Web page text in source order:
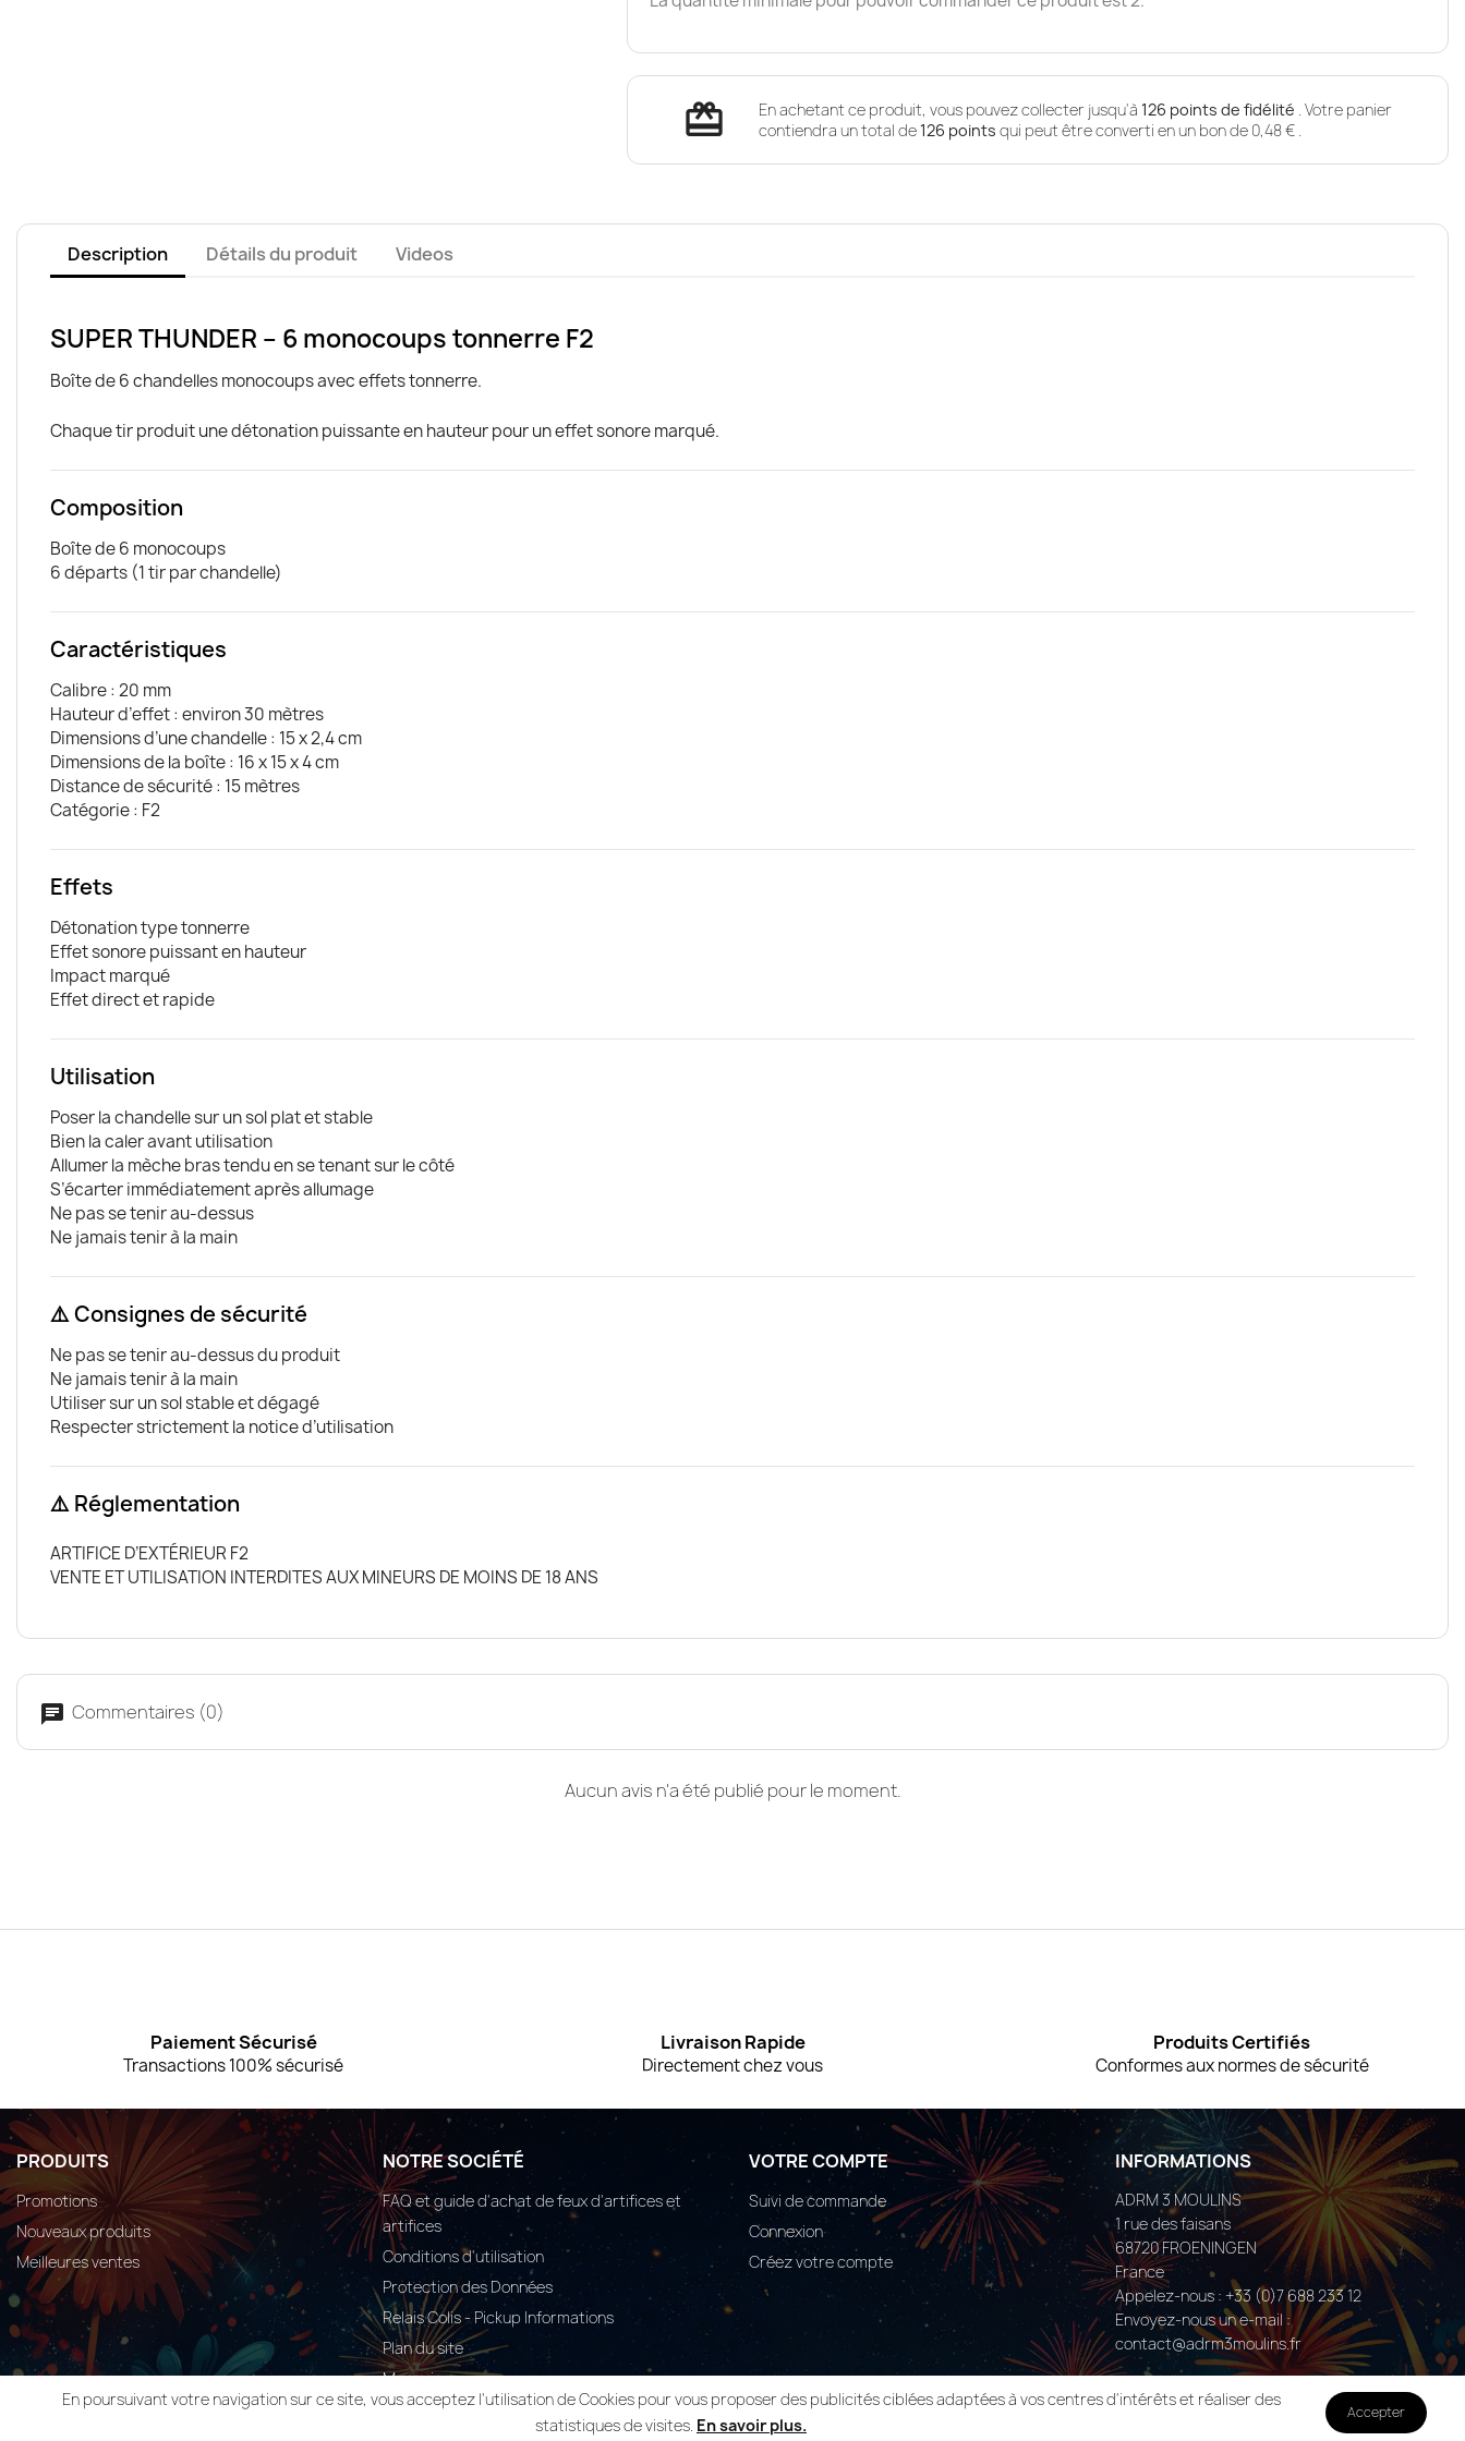
redeem En achetant ce produit, vous pouvez collecter jusqu'à 126 points de fidélité . Votre panier
contiendra un total de126 points qui peut être converti en un bon de 0,48 € .
Description Détails du produit Videos
SUPER THUNDER – 6 monocoups tonnerre F2
Boîte de 6 chandelles monocoups avec effets tonnerre.
Chaque tir produit une détonation puissante en hauteur pour un effet sonore marqué.
Composition
Boîte de 6 monocoups
6 départs (1 tir par chandelle)
Caractéristiques
Calibre : 20 mm
Hauteur d’effet : environ 30 mètres
Dimensions d’une chandelle : 15 x 2,4 cm
Dimensions de la boîte : 16 x 15 x 4 cm
Distance de sécurité : 15 mètres
Catégorie : F2
Effets
Détonation type tonnerre
Effet sonore puissant en hauteur
Impact marqué
Effet direct et rapide
Utilisation
Poser la chandelle sur un sol plat et stable
Bien la caler avant utilisation
Allumer la mèche bras tendu en se tenant sur le côté
S’écarter immédiatement après allumage
Ne pas se tenir au-dessus
Ne jamais tenir à la main
⚠️ Consignes de sécurité
Ne pas se tenir au-dessus du produit
Ne jamais tenir à la main
Utiliser sur un sol stable et dégagé
Respecter strictement la notice d’utilisation
⚠️ Réglementation
ARTIFICE D’EXTÉRIEUR F2
VENTE ET UTILISATION INTERDITES AUX MINEURS DE MOINS DE 18 ANS
Commentaires (0)
Aucun avis n'a été publié pour le moment.
Paiement Sécurisé
Transactions 100% sécurisé
Livraison Rapide
Directement chez vous
Produits Certifiés
Conformes aux normes de sécurité
PRODUITS
Promotions
Nouveaux produits
Meilleures ventes
NOTRE SOCIÉTÉ
FAQ et guide d'achat de feux d'artifices et
artifices
Conditions d'utilisation
Protection des Données
Relais Colis - Pickup Informations
Plan du site
Magasins
VOTRE COMPTE
Suivi de commande
Connexion
Créez votre compte
INFORMATIONS
ADRM 3 MOULINS
1 rue des faisans
68720 FROENINGEN
France
Appelez-nous : +33 (0)7 688 233 12
Envoyez-nous un e-mail :
contact@adrm3moulins.fr
En poursuivant votre navigation sur ce site, vous acceptez l'utilisation de Cookies pour vous proposer des publicités ciblées adaptées à vos centres d'intérêts et réaliser des
statistiques de visites. En savoir plus.
Accepter